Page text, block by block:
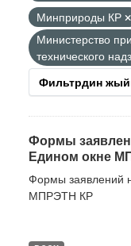
Минприроды КР
Министерство
технического
Фильтрдин
Формы
Едином окне
Формы заявлений
МПРЭТН КР